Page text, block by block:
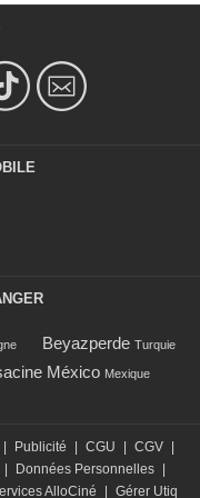
Beyazperde Turquie
México Mexique
| Publicité | CGU | CGV |
| Données Personnelles |
AlloCiné | Gérer Utiq